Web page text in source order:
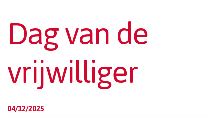
Dag van de
vrijwilliger
04/12/2025